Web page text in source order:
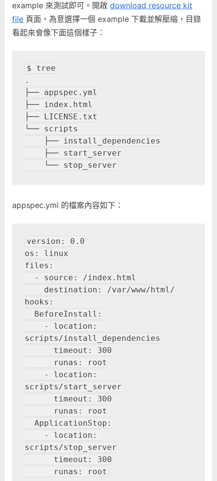
example 來測試即可。開啟 download resource kit
file 頁面，為意選擇一個 example 下載並解壓縮，目錄
看起來會像下面這個樣子：
$ tree
.
├── appspec.yml
├── index.html
├── LICENSE.txt
└── scripts
    └── stop_server
appspec.yml 的檔案內容如下：
version: 0.0
os: linux
files:
hooks:
scripts/install_dependencies
scripts/start_server
scripts/stop_server
      runas: root